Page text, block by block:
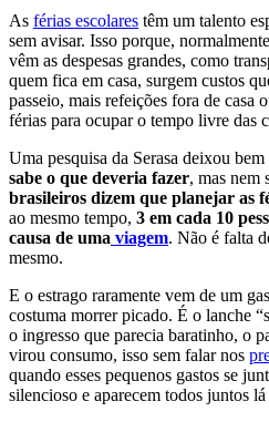
As férias escolares têm um talento
sem avisar. Isso porque,
vêm as despesas grandes, como
quem fica em casa, surgem custos
passeio, mais refeições fora de casa
férias para ocupar o tempo livre das
Uma pesquisa da Serasa deixou
sabe o que deveria fazer, mas nem
brasileiros dizem que planejar as
ao mesmo tempo, 3 em cada 10
causa de uma viagem. Não é falta
mesmo.
E o estrago raramente vem de um
costuma morrer picado. É o lanche
o ingresso que parecia baratinho, o
virou consumo, isso sem falar nos
quando esses pequenos gastos se
silencioso e aparecem todos juntos